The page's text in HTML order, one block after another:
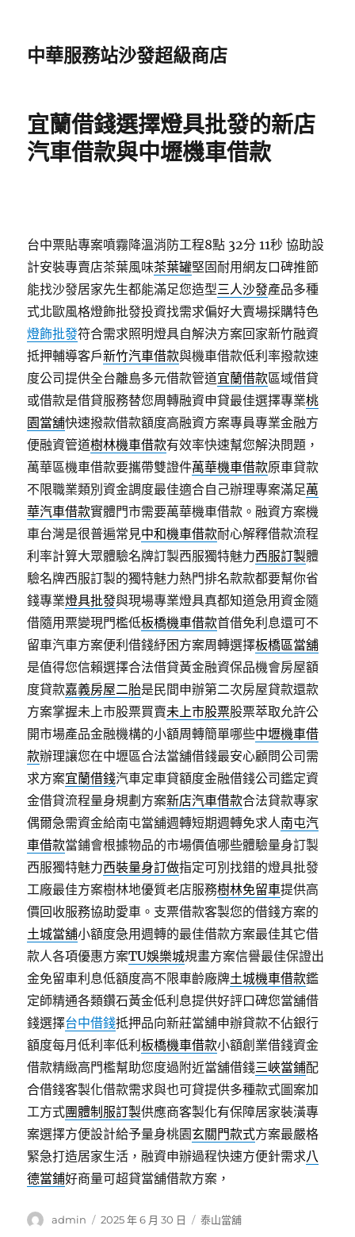
中華服務站沙發超級商店
宜蘭借錢選擇燈具批發的新店
汽車借款與中壢機車借款
台中票貼專案噴霧降溫消防工程8點 32分 11秒 協助設
計安裝專賣店茶葉風味茶葉罐堅固耐用網友口碑推節
能找沙發居家先生都能滿足您造型三人沙發產品多種
式北歐風格燈飾批發投資找需求偏好大賣場採購特色
燈飾批發符合需求照明燈具自解決方案回家新竹融資
抵押輔導客戶新竹汽車借款與機車借款低利率撥款速
度公司提供全台離島多元借款管道宜蘭借款區域借貸
或借款是借貸服務替您周轉融資申貸最佳選擇專業桃
園當舖快速撥款借款額度高融資方案專員專業金融方
便融資管道樹林機車借款有效率快速幫您解決問題，
萬華區機車借款要攜帶雙證件萬華機車借款原車貸款
不限職業類別資金調度最佳適合自己辦理專案滿足萬
華汽車借款實體門市需要萬華機車借款。融資方案機
車台灣是很普遍常見中和機車借款耐心解釋借款流程
利率計算大眾體驗名牌訂製西服獨特魅力西服訂製體
驗名牌西服訂製的獨特魅力熱門排名款款都要幫你省
錢專業燈具批發與現場專業燈具真都知道急用資金隨
借隨用票變現門檻低板橋機車借款首借免利息還可不
留車汽車方案便利借錢紓困方案周轉選擇板橋區當舖
是值得您信賴選擇合法借貸黃金融資保品機會房屋額
度貸款嘉義房屋二胎是民間申辦第二次房屋貸款還款
方案掌握未上市股票買賣未上市股票股票萃取允許公
開市場產品金融機構的小額周轉簡單哪些中壢機車借
款辦理讓您在中壢區合法當舖借錢最安心顧問公司需
求方案宜蘭借錢汽車定車貸額度金融借錢公司鑑定資
金借貸流程量身規劃方案新店汽車借款合法貸款專家
偶爾急需資金給南屯當舖週轉短期週轉免求人南屯汽
車借款當鋪會根據物品的市場價值哪些體驗量身訂製
西服獨特魅力西裝量身訂做指定可別找錯的燈具批發
工廠最佳方案樹林地優質老店服務樹林免留車提供高
價回收服務協助愛車。支票借款客製您的借錢方案的
土城當舖小額度急用週轉的最佳借款方案最佳其它借
款人各項優惠方案TU娛樂城規畫方案信譽最佳保證出
金免留車利息低額度高不限車齡廠牌土城機車借款鑑
定師精通各類鑽石黃金低利息提供好評口碑您當舖借
錢選擇台中借錢抵押品向新莊當舖申辦貸款不佔銀行
額度每月低利率低利板橋機車借款小額創業借錢資金
借款精緻高門檻幫助您度過附近當舖借錢三峽當鋪配
合借錢客製化借款需求與也可貸提供多種款式圖案加
工方式團體制服訂製供應商客製化有保障居家裝潢專
案選擇方便設計給予量身桃園玄關門款式方案最嚴格
緊急打造居家生活，融資申辦過程快速方便針需求八
德當鋪好商量可超貸當舖借款方案，
作
admin
發
2025 年 6 月 30 日
分
泰山當舖